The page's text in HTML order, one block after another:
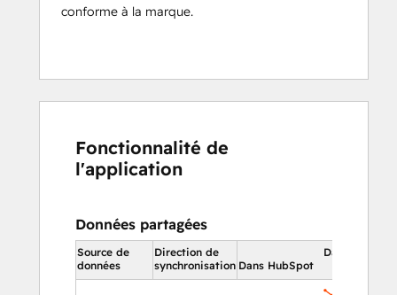
conforme à la marque.
Fonctionnalité de
l'application
Données partagées
Source de
données
Direction de
synchronisation
Dans
Dans HubSpot